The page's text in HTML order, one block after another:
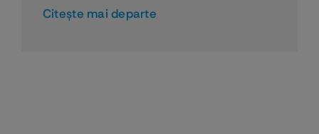
Citeşte mai departe